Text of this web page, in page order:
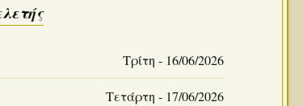
Τρίτη - 16/06/2026
Τετάρτη - 17/06/2026